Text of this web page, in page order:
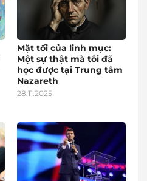
Mặt tối của linh mục:
Một sự thật mà tôi đã
học được tại Trung tâm
Nazareth
28.11.2025